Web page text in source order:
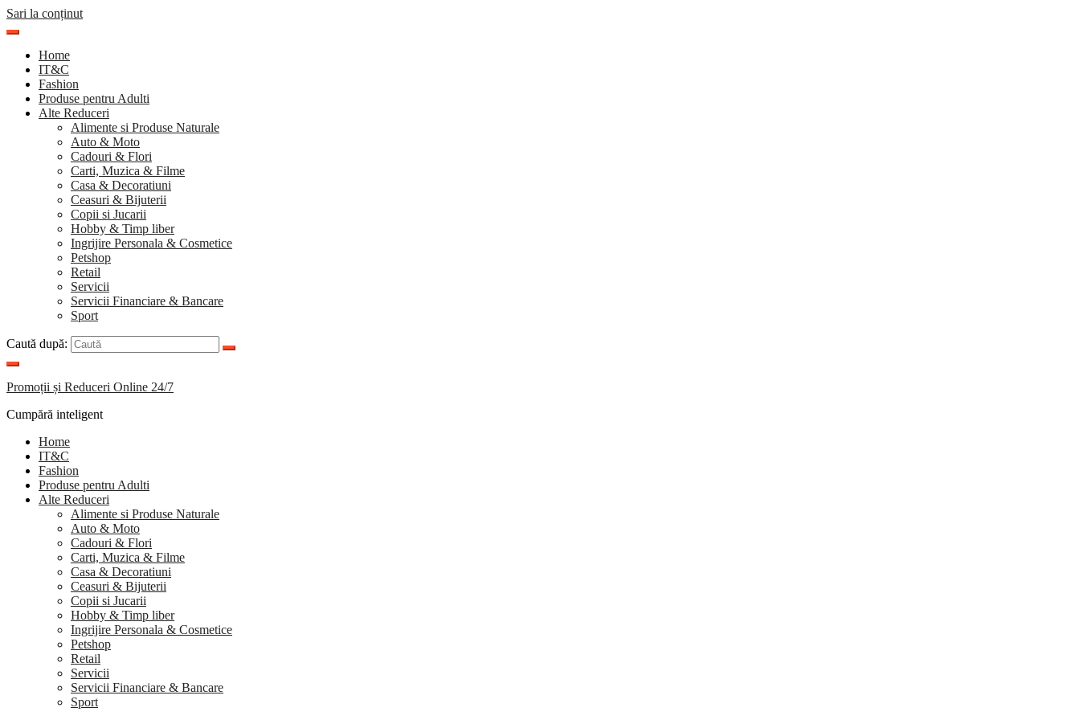
Sari la conținut
Home
IT&C
Fashion
Produse pentru Adulti
Alte Reduceri
Alimente si Produse Naturale
Auto & Moto
Cadouri & Flori
Carti, Muzica & Filme
Casa & Decoratiuni
Ceasuri & Bijuterii
Copii si Jucarii
Hobby & Timp liber
Ingrijire Personala & Cosmetice
Petshop
Retail
Servicii
Servicii Financiare & Bancare
Sport
Caută după:
Promoții și Reduceri Online 24/7
Cumpără inteligent
Home
IT&C
Fashion
Produse pentru Adulti
Alte Reduceri
Alimente si Produse Naturale
Auto & Moto
Cadouri & Flori
Carti, Muzica & Filme
Casa & Decoratiuni
Ceasuri & Bijuterii
Copii si Jucarii
Hobby & Timp liber
Ingrijire Personala & Cosmetice
Petshop
Retail
Servicii
Servicii Financiare & Bancare
Sport